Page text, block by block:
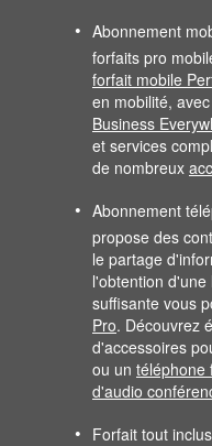
Abonnement
forfaits pro
forfait mobile
en mobilité,
Business
et services
de nombreux
Abonnement
propose des
le partage
l'obtention
suffisante vous
Pro. Découvrez
d'accessoires
ou un téléphone
d'audio
Forfait tout